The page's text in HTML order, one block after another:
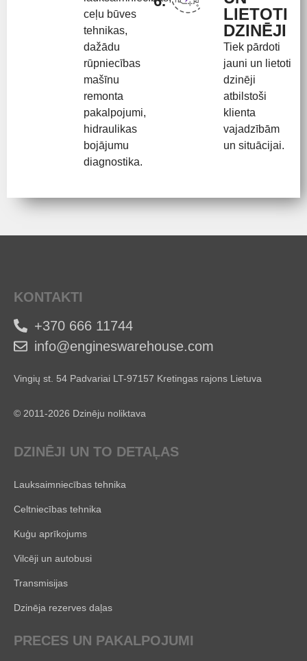
ceļu būves
tehnikas,
dažādu
rūpniecības
mašīnu
remonta
pakalpojumi,
hidraulikas
bojājumu
diagnostika.
LIETOTI
DZINĒJI
Tiek pārdoti
jauni un lietoti
dzinēji
atbilstoši
klienta
vajadzībām
un situācijai.
KONTAKTI
+370 666 11744
info@engineswarehouse.com
Vingių st. 54 Padvariai LT-97157 Kretingas rajons Lietuva
© 2011-2026 Dzinēju noliktava
DZINĒJI UN TO DETAĻAS
Lauksaimniecības tehnika
Celtniecības tehnika
Kuģu aprīkojums
Vilcēji un autobusi
Transmisijas
Dzinēja rezerves daļas
PRECES UN PAKALPOJUMI